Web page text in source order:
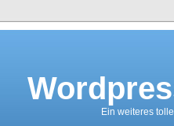
Ein weiteres